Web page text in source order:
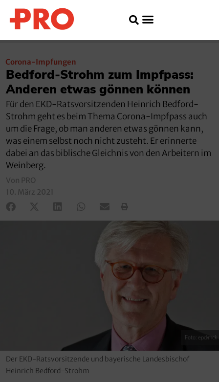
Corona-Impfungen
Bedford-Strohm zum Impfpass:
Anderen etwas gönnen können
Für den EKD-Ratsvorsitzenden Heinrich Bedford-
Strohm geht es beim Thema Corona-Impfpass auch
um die Frage, ob man anderen etwas gönnen kann,
was einem selbst noch nicht zusteht. Er erinnerte
dabei an das biblische Gleichnis von den Arbeitern im
Weinberg.
Von PRO
10. März 2021
Foto: epd/mck
Der EKD-Ratsvorsitzende und bayerische Landesbischof
Heinrich Bedford-Strohm